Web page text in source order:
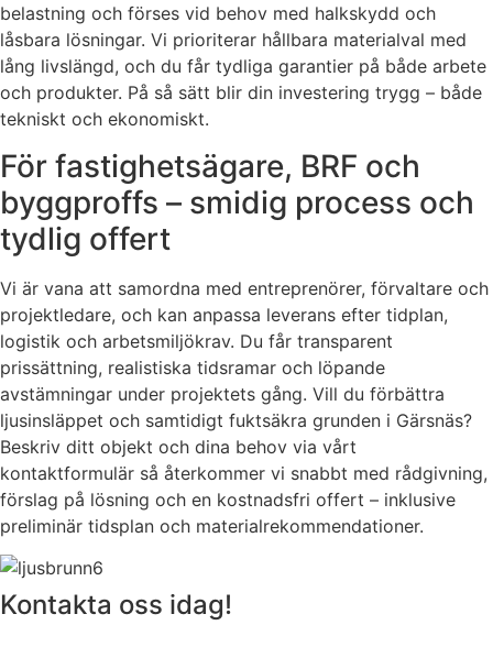
belastning och förses vid behov med halkskydd och
låsbara lösningar. Vi prioriterar hållbara materialval med
lång livslängd, och du får tydliga garantier på både arbete
och produkter. På så sätt blir din investering trygg – både
tekniskt och ekonomiskt.
För fastighetsägare, BRF och
byggproffs – smidig process och
tydlig offert
Vi är vana att samordna med entreprenörer, förvaltare och
projektledare, och kan anpassa leverans efter tidplan,
logistik och arbetsmiljökrav. Du får transparent
prissättning, realistiska tidsramar och löpande
avstämningar under projektets gång. Vill du förbättra
ljusinsläppet och samtidigt fuktsäkra grunden i Gärsnäs?
Beskriv ditt objekt och dina behov via vårt
kontaktformulär så återkommer vi snabbt med rådgivning,
förslag på lösning och en kostnadsfri offert – inklusive
preliminär tidsplan och materialrekommendationer.
Kontakta oss idag!